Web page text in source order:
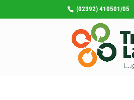
(02392) 410501/05